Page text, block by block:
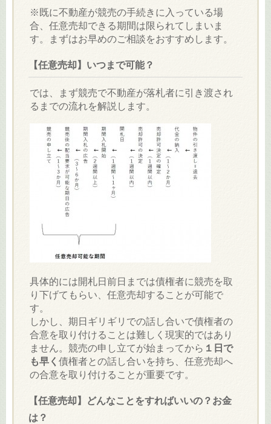
※既に不動産が競売の手続きに入っている場
合、任意売却できる期間は限られてしまいま
す。まずはお早めのご相談をおすすめします。
【任意売却】いつまで可能？
では、まず競売で不動産が落札者に引き渡され
るまでの流れを解説します。
具体的には開札日前日までは債権者に競売を取
り下げてもらい、任意売却することが可能で
す。
しかし、期日ギリギリでの話し合いで債権者の
合意を取り付けることは難しく現実的ではあり
ません。競売の申し立てが始まってから １日で
も早く 債権者との話し合いを持ち、任意売却へ
の合意を取り付けることが重要です。
【任意売却】どんなことをすればいいの？お金
は？